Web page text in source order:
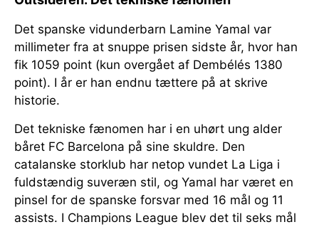
Det spanske vidunderbarn Lamine Yamal var
millimeter fra at snuppe prisen sidste år, hvor han
fik 1059 point (kun overgået af Dembélés 1380
point). I år er han endnu tættere på at skrive
historie.
Det tekniske fænomen har i en uhørt ung alder
båret FC Barcelona på sine skuldre. Den
catalanske storklub har netop vundet La Liga i
fuldstændig suveræn stil, og Yamal har været en
pinsel for de spanske forsvar med 16 mål og 11
assists. I Champions League blev det til seks mål